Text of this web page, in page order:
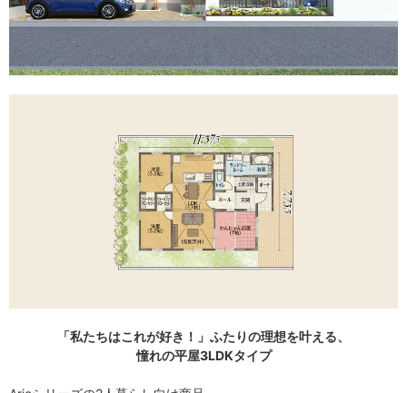
「私たちはこれが好き！」ふたりの理想を叶える、
憧れの平屋3LDKタイプ